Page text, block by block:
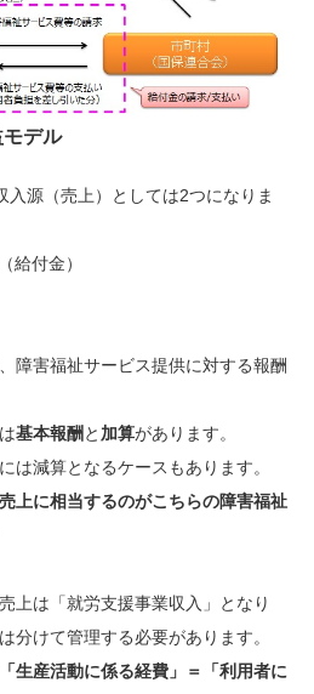
デル
入源（売上）としては2つになりま
給付金）
障害福祉サービス提供に対する報酬
基本報酬と 加算があります。
は減算となるケースもあります。
上に相当するのがこちらの障害福祉
上は「就労支援事業収入」となり
分けて管理する必要があります。
生産活動に係る経費」＝「利用者に